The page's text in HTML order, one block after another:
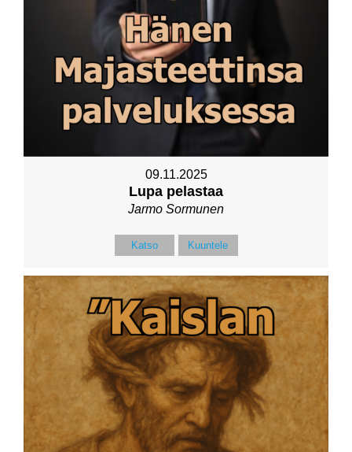
09.11.2025
Lupa pelastaa
Jarmo Sormunen
Katso Kuuntele